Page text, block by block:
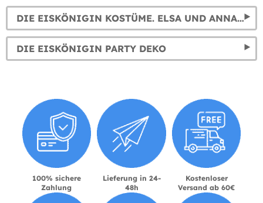
DIE EISKÖNIGIN KOSTÜME. ELSA UND ANNA KLEIDER
DIE EISKÖNIGIN PARTY DEKO
100% sichere
Zahlung
Lieferung in 24-
48h
Kostenloser
Versand ab 60€